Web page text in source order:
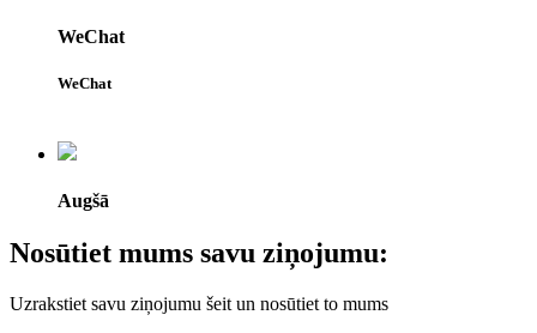
WeChat
WeChat
Augšā
Nosūtiet mums savu ziņojumu:
Uzrakstiet savu ziņojumu šeit un nosūtiet to mums